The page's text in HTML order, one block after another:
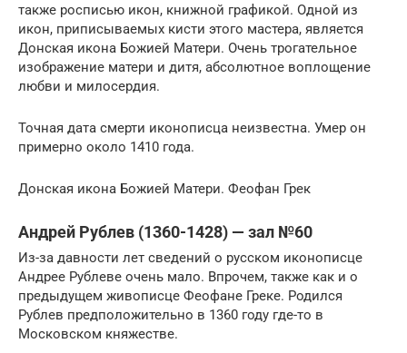
также росписью икон, книжной графикой. Одной из
икон, приписываемых кисти этого мастера, является
Донская икона Божией Матери. Очень трогательное
изображение матери и дитя, абсолютное воплощение
любви и милосердия.
Точная дата смерти иконописца неизвестна. Умер он
примерно около 1410 года.
Донская икона Божией Матери. Феофан Грек
Андрей Рублев (1360-1428) — зал №60
Из-за давности лет сведений о русском иконописце
Андрее Рублеве очень мало. Впрочем, также как и о
предыдущем живописце Феофане Греке. Родился
Рублев предположительно в 1360 году где-то в
Московском княжестве.